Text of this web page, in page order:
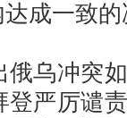
成一致
乌冲突如
严厉谴